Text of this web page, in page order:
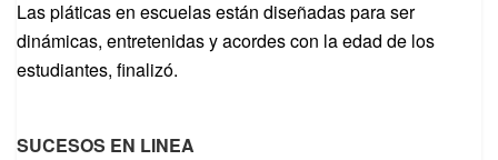
Las pláticas en escuelas están diseñadas para ser
dinámicas, entretenidas y acordes con la edad de los
estudiantes, finalizó.
SUCESOS EN LINEA